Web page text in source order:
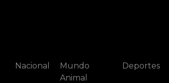
Nacional
Mundo
Animal
Deportes